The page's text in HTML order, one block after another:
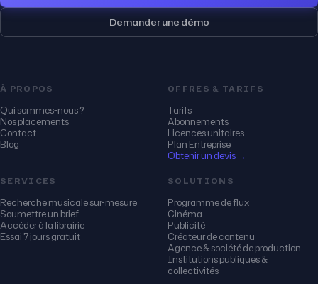
Demander une démo
À PROPOS
Qui sommes-nous ?
Nos placements
Contact
Blog
OFFRES & TARIFS
Tarifs
Abonnements
Licences unitaires
Plan Entreprise
Obtenir un devis →
SERVICES
Recherche musicale sur-mesure
Soumettre un brief
Accéder à la librairie
Essai 7 jours gratuit
SOLUTIONS
Programme de flux
Cinéma
Publicité
Créateur de contenu
Agence & société de production
Institutions publiques &
collectivités